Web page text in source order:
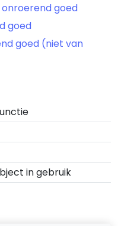
goed
goed
goed (niet van
in gebruik